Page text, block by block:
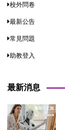
校外問卷
最新公告
常見問題
助教登入
最新消息